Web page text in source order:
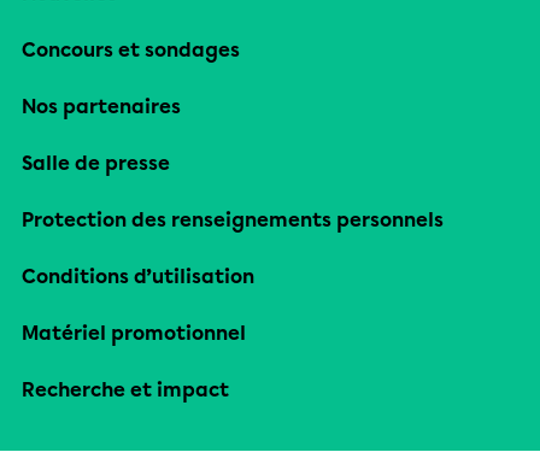
Concours et sondages
Nos partenaires
Salle de presse
Protection des renseignements personnels
Conditions d’utilisation
Matériel promotionnel
Recherche et impact